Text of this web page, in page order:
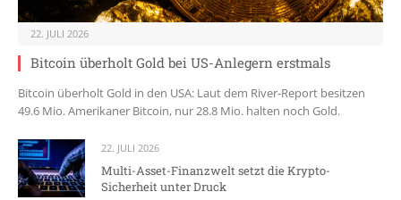
22. JULI 2026
Bitcoin überholt Gold bei US-Anlegern erstmals
Bitcoin überholt Gold in den USA: Laut dem River-Report besitzen
49.6 Mio. Amerikaner Bitcoin, nur 28.8 Mio. halten noch Gold.
22. JULI 2026
Multi-Asset-Finanzwelt setzt die Krypto-
Sicherheit unter Druck